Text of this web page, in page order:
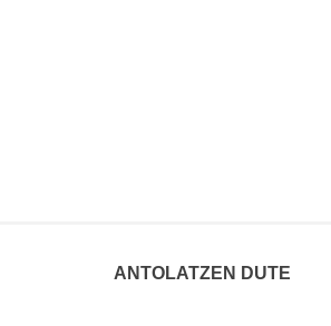
ANTOLATZEN DUTE